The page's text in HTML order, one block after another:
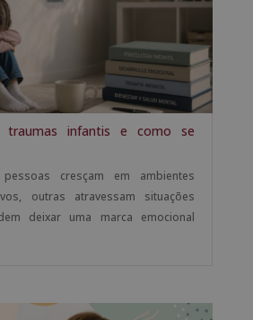
traumas infantis e como se
cresçam em ambientes
outras atravessam situações
deixar uma marca emocional